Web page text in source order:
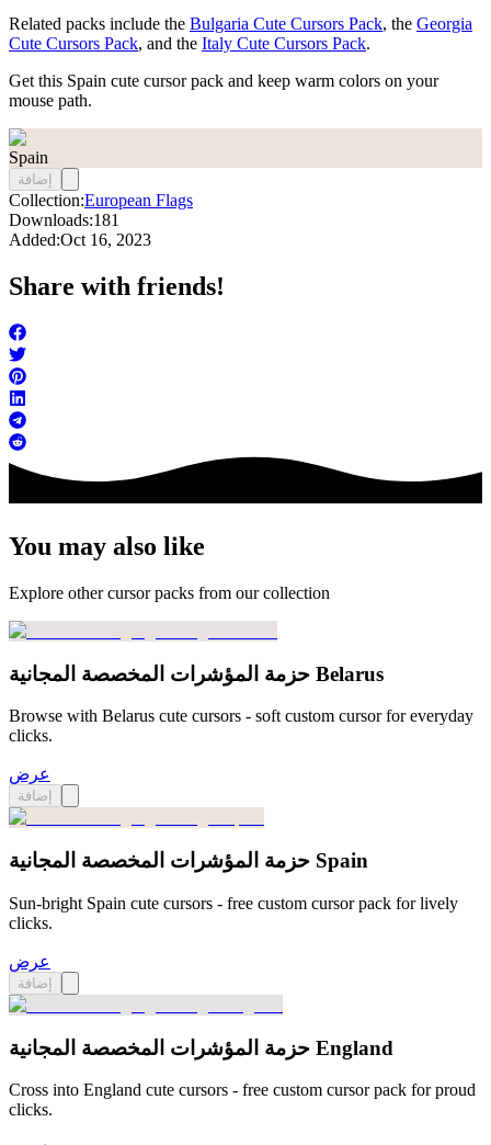
Related packs include the Bulgaria Cute Cursors Pack, the Georgia
Cute Cursors Pack, and the Italy Cute Cursors Pack.
Get this Spain cute cursor pack and keep warm colors on your
mouse path.
Spain
إضافة
Collection:European Flags
Downloads:181
Added:Oct 16, 2023
Share with friends!
You may also like
Explore other cursor packs from our collection
حزمة المؤشرات المخصصة المجانية Belarus
Browse with Belarus cute cursors - soft custom cursor for everyday
clicks.
عرض
إضافة
حزمة المؤشرات المخصصة المجانية Spain
Sun-bright Spain cute cursors - free custom cursor pack for lively
clicks.
عرض
إضافة
حزمة المؤشرات المخصصة المجانية England
Cross into England cute cursors - free custom cursor pack for proud
clicks.